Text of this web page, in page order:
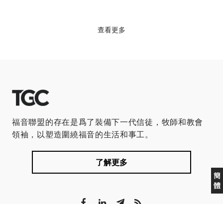
查看更多
簡
體
福音聯盟的存在是爲了裝備下一代信徒，牧師和教會
領袖，以塑造圍繞福音的生活和事工。
了解更多